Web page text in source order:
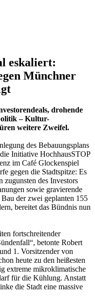
eskaliert:
Münchner
drohende
– Kultur-
weitere Zweifel.
des Bebauungsplans
Initiative HochhausSTOP
im Café Glockenspiel
gegen die Stadtspitze: Es
zugunsten des Investors
sowie gravierende
der zwei geplanten 155
bereitet das Bündnis nun
fortschreitender
betonte Robert
1. Vorsitzender von
heute zu den heißesten
extreme mikroklimatische
für die Kühlung. Anstatt
die Stadt eine massive